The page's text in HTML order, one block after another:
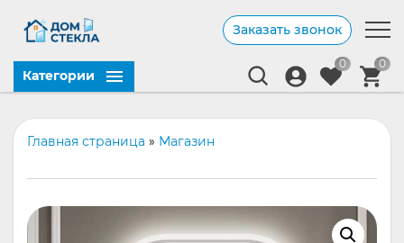
Заказать звонок
Категории
0 0
Главная страница » Магазин